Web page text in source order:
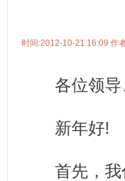
时间:2012-10-21 16:09 作
各位领导
新年好!
首先，我代